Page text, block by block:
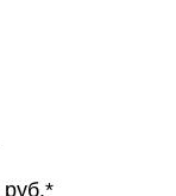
руб.*